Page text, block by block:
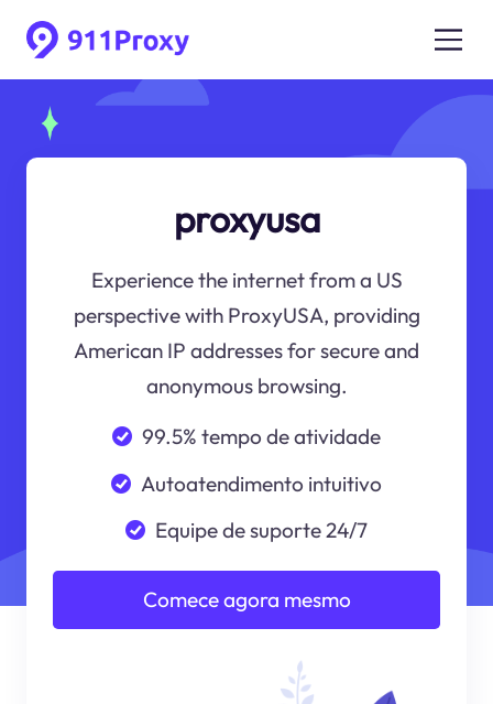
proxyusa
Experience the internet from a US
perspective with ProxyUSA, providing
American IP addresses for secure and
anonymous browsing.
99.5% tempo de atividade
Autoatendimento intuitivo
Equipe de suporte 24/7
Comece agora mesmo